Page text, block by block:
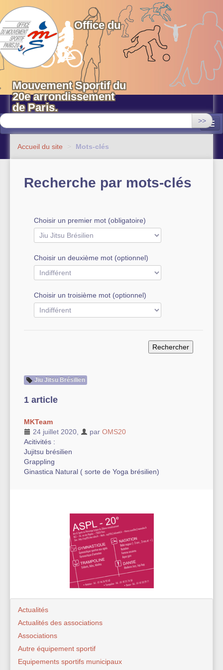
OMS 20 Paris
Office du
Mouvement Sportif du
20e arrondissement
de Paris.
>>
Equipements sportifs municipaux
OMS 20
Actualités
Autre équipement sportif
Actualités des associations
Accueil du site > Mots-clés
Recherche par mots-clés
Choisir un premier mot (obligatoire)
Choisir un deuxième mot (optionnel)
Choisir un troisième mot (optionnel)
Jiu Jitsu Brésilien
1 article
MKTeam
24 juillet 2020
par OMS20
Acitivités :
Jujitsu brésilien
Grappling
Ginastica Natural ( sorte de Yoga brésilien)
Actualités
Actualités des associations
Associations
Autre équipement sportif
Equipements sportifs municipaux